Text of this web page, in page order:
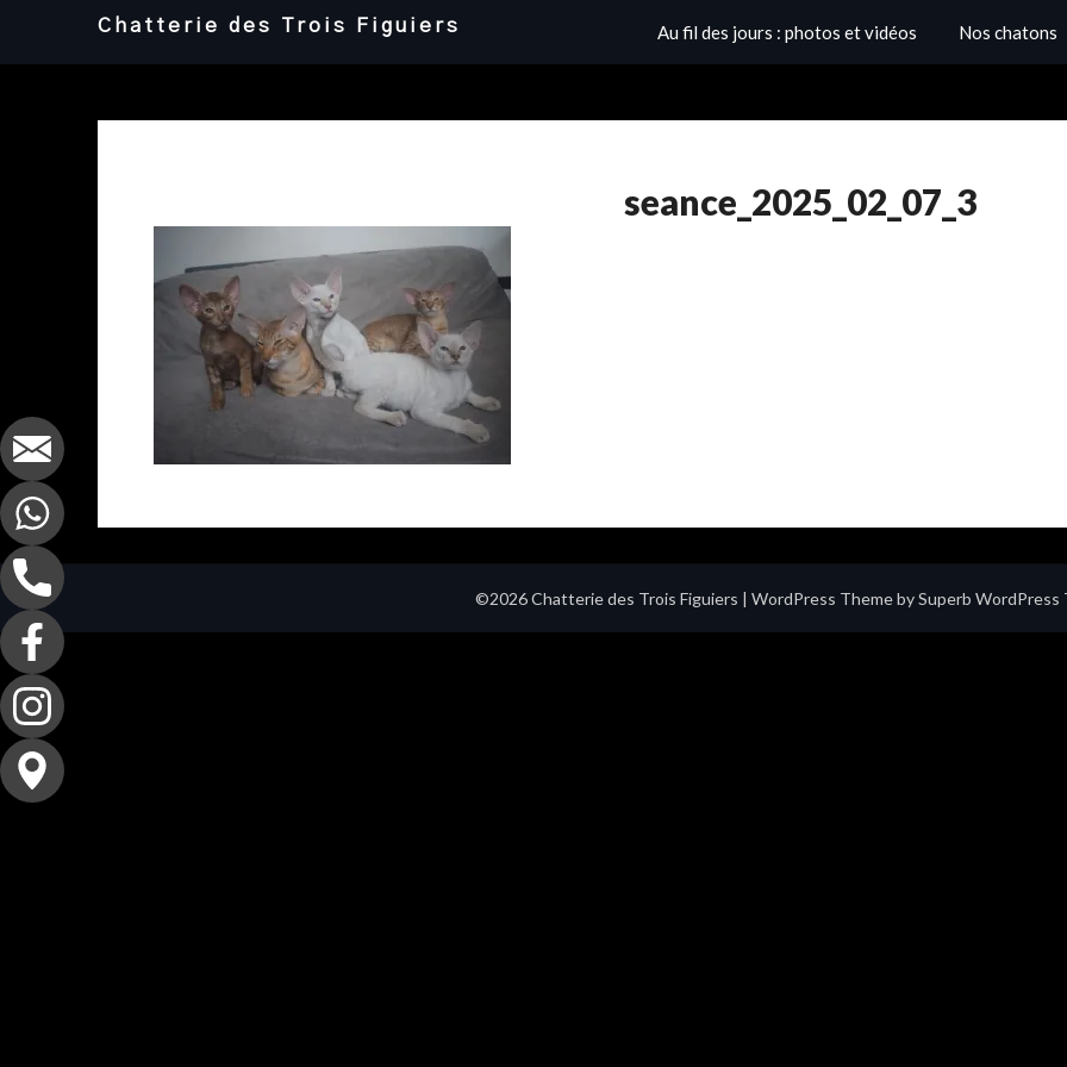
Chatterie des Trois Figuiers Au fil des jours : photos et vidéos Nos chatons
seance_2025_02_07_3
©2026 Chatterie des Trois Figuiers | WordPress Theme bySuperb WordPress